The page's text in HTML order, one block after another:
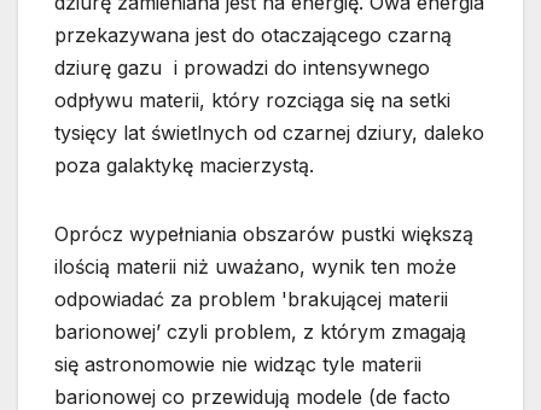
przekazywana jest do otaczającego czarną
dziurę gazu i prowadzi do intensywnego
odpływu materii, który rozciąga się na setki
tysięcy lat świetlnych od czarnej dziury, daleko
poza galaktykę macierzystą.
Oprócz wypełniania obszarów pustki większą
ilością materii niż uważano, wynik ten może
odpowiadać za problem 'brakującej materii
barionowej’ czyli problem, z którym zmagają
się astronomowie nie widząc tyle materii
barionowej co przewidują modele (de facto